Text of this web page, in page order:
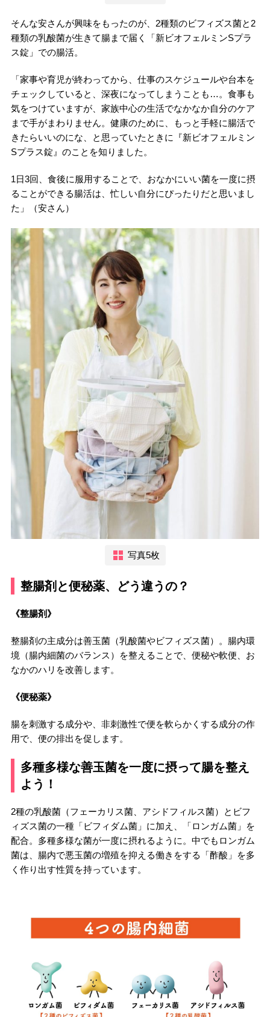
そんな安さんが興味をもったのが、2種類のビフィズス菌と2
種類の乳酸菌が生きて腸まで届く「新ビオフェルミンSプラ
ス錠」での腸活。
「家事や育児が終わってから、仕事のスケジュールや台本を
チェックしていると、深夜になってしまうことも…。食事も
気をつけていますが、家族中心の生活でなかなか自分のケア
まで手がまわりません。健康のために、もっと手軽に腸活で
きたらいいのにな、と思っていたときに『新ビオフェルミン
Sプラス錠』のことを知りました。
1日3回、食後に服用することで、おなかにいい菌を一度に摂
ることができる腸活は、忙しい自分にぴったりだと思いまし
た」（安さん）
写真5枚
整腸剤と便秘薬、どう違うの？
《整腸剤》
整腸剤の主成分は善玉菌（乳酸菌やビフィズス菌）。腸内環
境（腸内細菌のバランス）を整えることで、便秘や軟便、お
なかのハリを改善します。
《便秘薬》
腸を刺激する成分や、非刺激性で便を軟らかくする成分の作
用で、便の排出を促します。
多種多様な善玉菌を一度に摂って腸を整え
よう！
2種の乳酸菌（フェーカリス菌、アシドフィルス菌）とビフ
ィズス菌の一種「ビフィダム菌」に加え、「ロンガム菌」を
配合。多種多様な菌が一度に摂れるように。中でもロンガム
菌は、腸内で悪玉菌の増殖を抑える働きをする「酢酸」を多
く作り出す性質を持っています。